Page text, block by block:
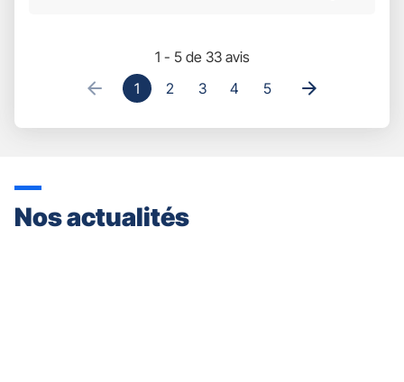
1 - 5 de 33 avis
1
2 3 4 5
Nos actualités